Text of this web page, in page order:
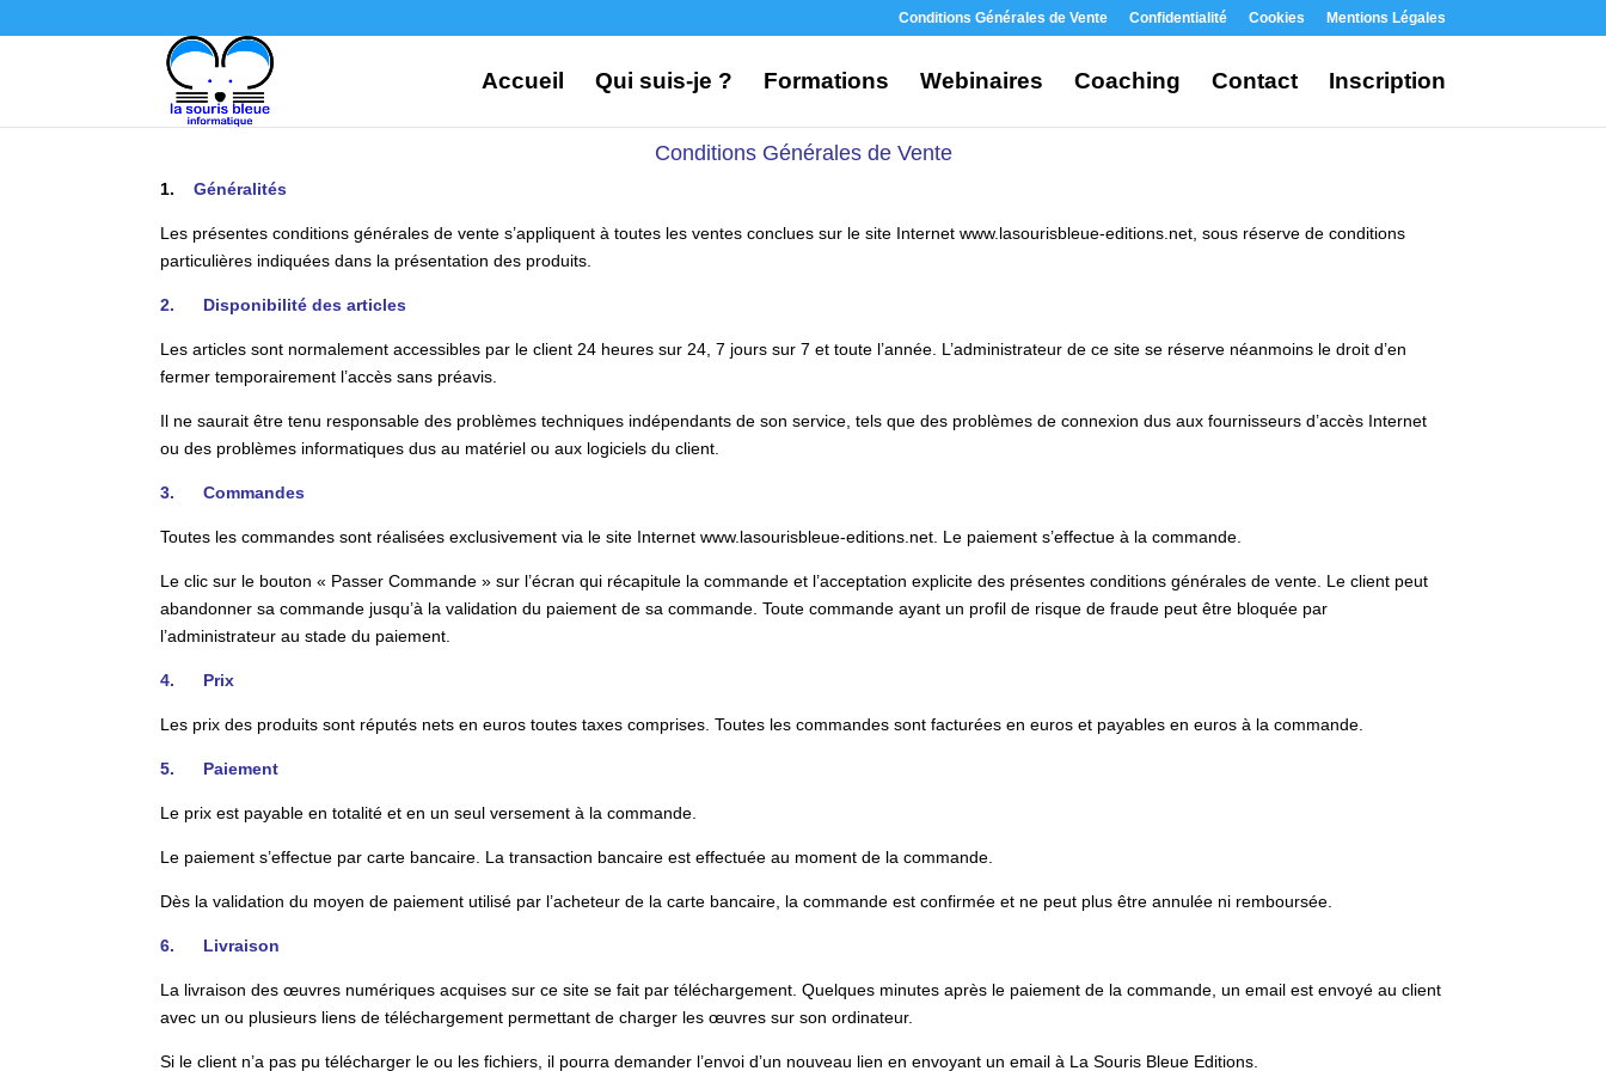
Conditions Générales de Vente Confidentialité Cookies Mentions Légales
Accueil Qui suis-je ? Formations Webinaires Coaching Contact Inscription
Conditions Générales de Vente
1. Généralités
Les présentes conditions générales de vente s’appliquent à toutes les ventes conclues sur le site Internet www.lasourisbleue-editions.net, sous réserve de conditions
particulières indiquées dans la présentation des produits.
2. Disponibilité des articles
Les articles sont normalement accessibles par le client 24 heures sur 24, 7 jours sur 7 et toute l’année. L’administrateur de ce site se réserve néanmoins le droit d’en
fermer temporairement l’accès sans préavis.
Il ne saurait être tenu responsable des problèmes techniques indépendants de son service, tels que des problèmes de connexion dus aux fournisseurs d’accès Internet
ou des problèmes informatiques dus au matériel ou aux logiciels du client.
3. Commandes
Toutes les commandes sont réalisées exclusivement via le site Internet www.lasourisbleue-editions.net. Le paiement s’effectue à la commande.
Le clic sur le bouton « Passer Commande » sur l’écran qui récapitule la commande et l’acceptation explicite des présentes conditions générales de vente. Le client peut
abandonner sa commande jusqu’à la validation du paiement de sa commande. Toute commande ayant un profil de risque de fraude peut être bloquée par
l’administrateur au stade du paiement.
4. Prix
Les prix des produits sont réputés nets en euros toutes taxes comprises. Toutes les commandes sont facturées en euros et payables en euros à la commande.
5. Paiement
Le prix est payable en totalité et en un seul versement à la commande.
Le paiement s’effectue par carte bancaire. La transaction bancaire est effectuée au moment de la commande.
Dès la validation du moyen de paiement utilisé par l’acheteur de la carte bancaire, la commande est confirmée et ne peut plus être annulée ni remboursée.
6. Livraison
La livraison des œuvres numériques acquises sur ce site se fait par téléchargement. Quelques minutes après le paiement de la commande, un email est envoyé au client
avec un ou plusieurs liens de téléchargement permettant de charger les œuvres sur son ordinateur.
Si le client n’a pas pu télécharger le ou les fichiers, il pourra demander l’envoi d’un nouveau lien en envoyant un email à La Souris Bleue Editions.